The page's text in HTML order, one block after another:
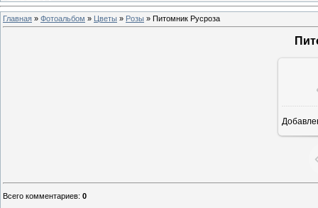
Главная » Фотоальбом » Цветы » Розы » Питомник Русроза
Всего комментариев: 0